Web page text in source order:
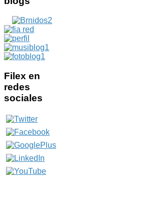
Filex en
redes
sociales